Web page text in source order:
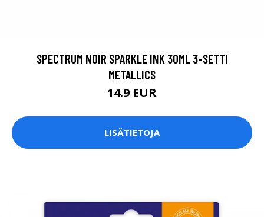
SPECTRUM NOIR SPARKLE INK 30ML 3-SETTI
METALLICS
14.9 EUR
LISÄTIETOJA